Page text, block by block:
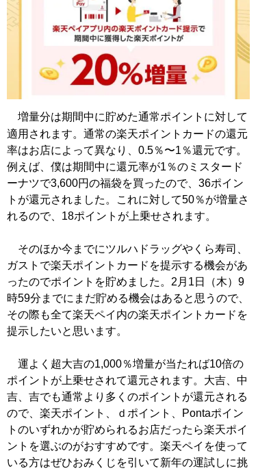
増量分は期間中に貯めた通常ポイントに対して
適用されます。通常の楽天ポイントカードの還元
率はお店によって異なり、0.5％〜1％還元です。
例えば、僕は期間中に還元率が1％のミスタード
ーナツで3,600円の福袋を買ったので、36ポイン
トが還元されました。これに対して50％が増量さ
れるので、18ポイントが上乗せされます。
そのほか今までにツルハドラッグやくら寿司、
ガストで楽天ポイントカードを提示する機会があ
ったのでポイントを貯めました。2月1日（木）9
時59分までにまだ貯める機会はあると思うので、
その際も全て楽天ペイ内の楽天ポイントカードを
提示したいと思います。
運よく超大吉の1,000％増量が当たれば10倍の
ポイントが上乗せされて還元されます。大吉、中
吉、吉でも通常より多くのポイントが還元される
ので、楽天ポイント、ｄポイント、Pontaポイン
トのいずれかが貯められるお店だったら楽天ポイ
ントを選ぶのがおすすめです。楽天ペイを使って
いる方はぜひおみくじを引いて新年の運試しに挑